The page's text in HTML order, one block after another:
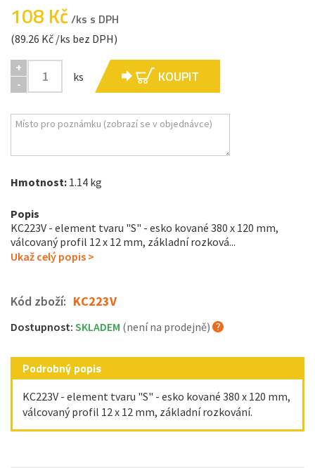
108 Kč/ks s DPH
(89.26 Kč /ks bez DPH)
+
-
ks KOUPIT
Hmotnost: 1.14 kg
Popis
KC223V - element tvaru "S" - esko kované 380 x 120 mm,
válcovaný profil 12 x 12 mm, základní rozková...
Ukaž celý popis >
Kód zboží: KC223V
Dostupnost: SKLADEM (není na prodejně)
Podrobný popis
KC223V - element tvaru "S" - esko kované 380 x 120 mm,
válcovaný profil 12 x 12 mm, základní rozkování.